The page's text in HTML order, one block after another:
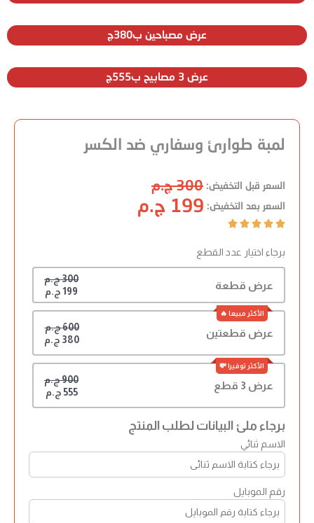
عرض مصباحين ب380ج
عرض 3 مصابيح ب555ج
لمبة طوارئ وسفاري ضد الكسر
السعر قبل التخفيض: 300 ج.م
السعر بعد التخفيض: 199 ج.م





برجاء اختيار عدد القطع
عرض قطعة
300 ج.م
199 ج.م
عرض قطعتين
600 ج.م
380 ج.م
عرض 3 قطع
900 ج.م
555 ج.م
برجاء ملئ البيانات لطلب المنتج
الاسم ثنائي
رقم الموبايل